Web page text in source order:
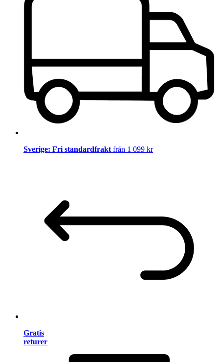
Sverige: Fri standardfrakt från 1 099 kr
Gratis
returer